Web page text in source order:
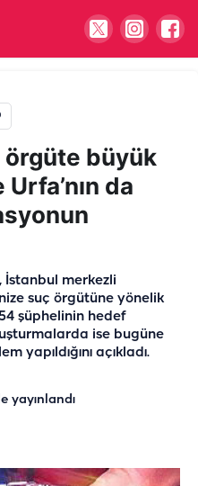
örgüte büyük
da
İstanbul merkezli
suç örgütüne yönelik
şüphelinin hedef
ise bugüne
yapıldığını açıkladı.
yayınlandı
yandı! Valilik